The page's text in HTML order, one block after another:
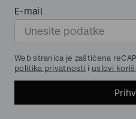
E-mail
Web stranica je zaštićena
politika privatnosti i uslovi